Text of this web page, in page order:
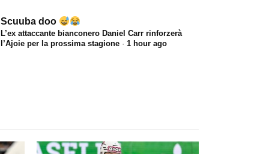
Scuuba doo
L’ex attaccante bianconero Daniel Carr rinforzerà
l’Ajoie per la prossima stagione · 1 hour ago